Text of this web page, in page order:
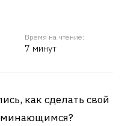
Время на чтение:
7 минут
как сделать свой